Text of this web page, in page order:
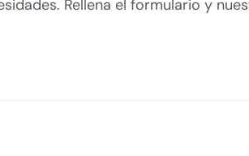
Rellena el formulario y